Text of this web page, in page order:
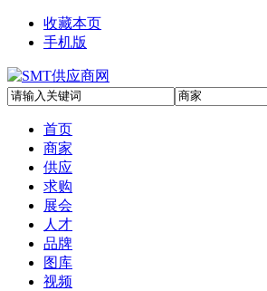
收藏本页
手机版
首页
商家
供应
求购
展会
人才
品牌
图库
视频